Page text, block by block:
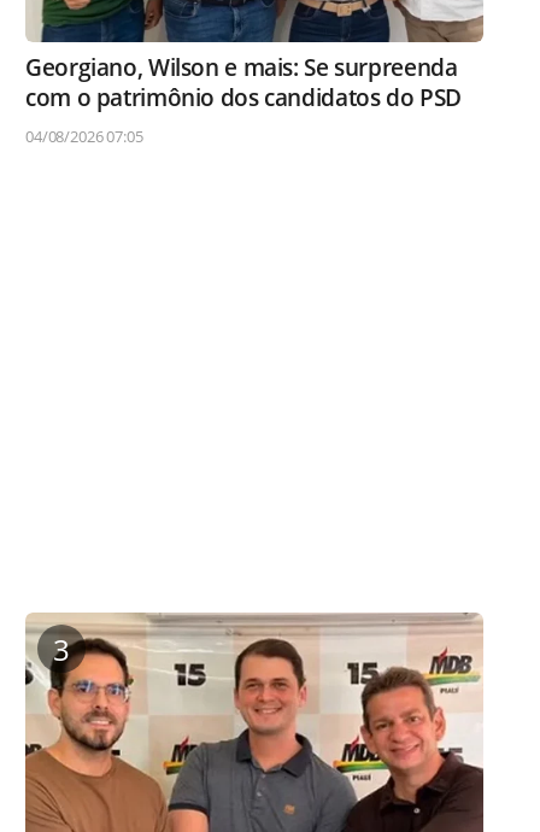
Georgiano, Wilson e mais: Se surpreenda
com o patrimônio dos candidatos do PSD
04/08/2026 07:05
3